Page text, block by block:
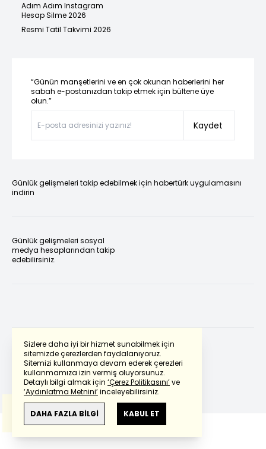
Sizlere daha iyi bir hizmet sunabilmek için
sitemizde çerezlerden faydalanıyoruz.
Sitemizi kullanmaya devam ederek çerezleri
kullanmamıza izin vermiş oluyorsunuz.
Detaylı bilgi almak için ‘Çerez Politikasını’ve
‘Aydınlatma Metnini’inceleyebilirsiniz.
DAHA FAZLA BİLGİ KABUL ET
Adım Adım Instagram
Hesap Silme 2026
Resmi Tatil Takvimi 2026
“Günün manşetlerini ve en çok okunan haberlerini her
sabah e-postanızdan takip etmek için bültene üye
olun.”
Kaydet
Günlük gelişmeleri takip edebilmek için habertürk uygulamasını
indirin
Günlük gelişmeleri sosyal
medya hesaplarından takip
edebilirsiniz.
Powered by Translate
Bu çevirideGoogle Transletekullanılmıştır.
Anlam ve çeviri hatalarından
haberturk.com
sorumlu değildir.